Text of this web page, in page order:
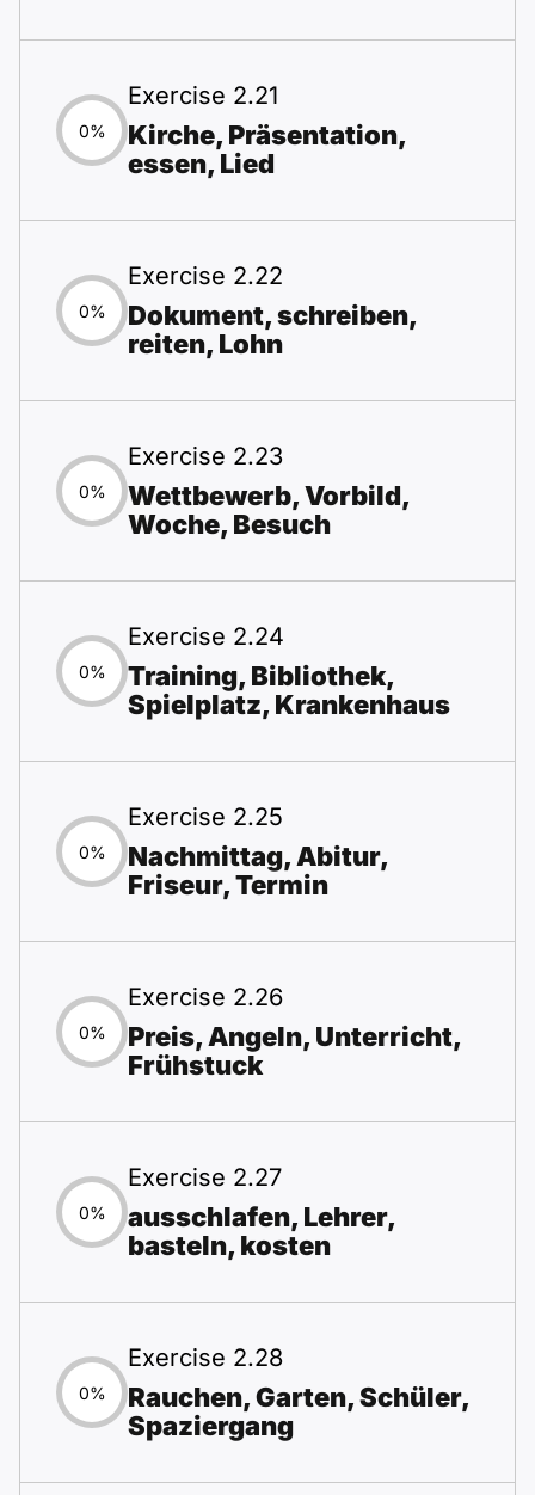
0%
Exercise 2.21
Kirche, Präsentation,
essen, Lied
0%
Exercise 2.22
Dokument, schreiben,
reiten, Lohn
0%
Exercise 2.23
Wettbewerb, Vorbild,
Woche, Besuch
0%
Exercise 2.24
Training, Bibliothek,
Spielplatz, Krankenhaus
0%
Exercise 2.25
Nachmittag, Abitur,
Friseur, Termin
0%
Exercise 2.26
Preis, Angeln, Unterricht,
Frühstuck
0%
Exercise 2.27
ausschlafen, Lehrer,
basteln, kosten
0%
Exercise 2.28
Rauchen, Garten, Schüler,
Spaziergang